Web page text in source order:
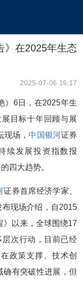
》在2025年生态
2025-07-06 16:17
）6日，在2025年生
目标十年回顾与展
场， 中国银河证券
续发展投资指数报
四大趋势。
证券首席经济学家、
现场介绍，自2015
》以来，全球围绕17
次行动，目前已经
政策支撑、技术创
确有突破性进展，但